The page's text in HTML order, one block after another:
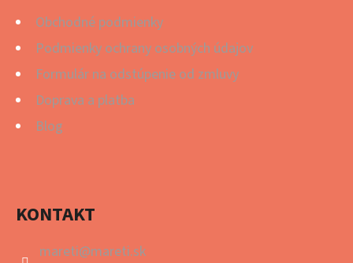
Obchodné podmienky
Podmienky ochrany osobných údajov
Formulár na odstúpenie od zmluvy
Doprava a platba
Blog
KONTAKT
mareti@mareti.sk